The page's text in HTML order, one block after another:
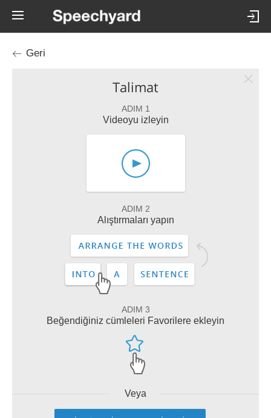
Geri
Talimat
ADIM 1
Videoyu izleyin
ADIM 2
Alıştırmaları yapın
ADIM 3
Beğendiğiniz cümleleri Favorilere ekleyin
Veya